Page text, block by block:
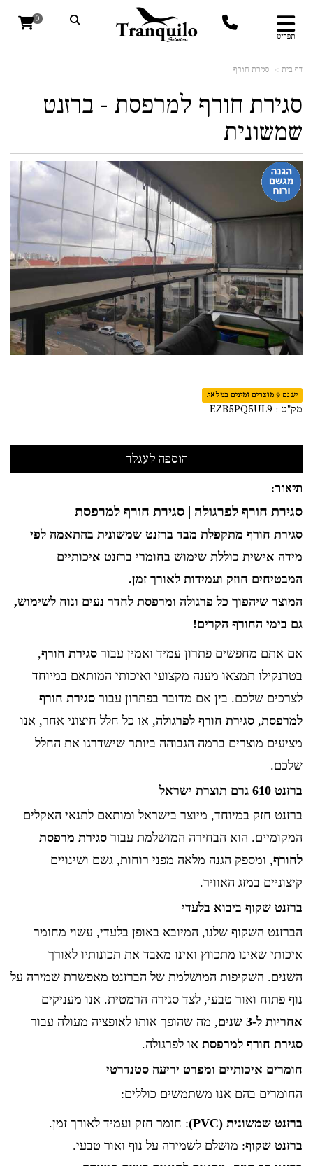
תפריט
0
דף בית סגירת חורף
סגירת חורף למרפסת - ברזנט
שמשונית
ישנם 9 מוצרים זמינים במלאי.
מק"ט : EZB5PQ5UL9
תיאור:
סגירת חורף לפרגולה | סגירת חורף למרפסת
סגירת חורף מתקפלת מבד ברזנט שמשונית בהתאמה לפי
מידה אישית כוללת שימוש בחומרי ברזנט איכותיים
המבטיחים חוזק ועמידות לאורך זמן.
המוצר שיהפוך כל פרגולה ומרפסת לחדר נעים ונוח לשימוש,
גם בימי החורף הקרים!
אם אתם מחפשים פתרון עמיד ואמין עבור סגירת חורף,
בטרנקילו תמצאו מענה מקצועי ואיכותי המותאם במיוחד
לצרכים שלכם. בין אם מדובר בפתרון עבור סגירת חורף
למרפסת, סגירת חורף לפרגולה, או כל חלל חיצוני אחר, אנו
מציעים מוצרים ברמה הגבוהה ביותר שישדרגו את החלל
שלכם.
ברזנט 610 גרם תוצרת ישראל
ברזנט חזק במיוחד, מיוצר בישראל ומותאם לתנאי האקלים
המקומיים. הוא הבחירה המושלמת עבור סגירת מרפסת
לחורף, ומספק הגנה מלאה מפני רוחות, גשם ושינויים
קיצוניים במזג האוויר.
ברזנט שקוף ביבוא בלעדי
הברזנט השקוף שלנו, המיובא באופן בלעדי, עשוי מחומר
איכותי שאינו מתכווץ ואינו מאבד את תכונותיו לאורך
השנים. השקיפות המושלמת של הברזנט מאפשרת שמירה על
נוף פתוח ואור טבעי, לצד סגירה הרמטית. אנו מעניקים
אחריות ל-3 שנים
, מה שהופך אותו לאופציה מעולה עבור
סגירת חורף למרפסת או לפרגולה.
חומרים איכותיים ומפרט יריעה סטנדרטי
החומרים בהם אנו משתמשים כוללים:
ברזנט שמשונית (PVC)
: חומר חזק ועמיד לאורך זמן.
ברזנט שקוף: מושלם לשמירה על נוף ואור טבעי.